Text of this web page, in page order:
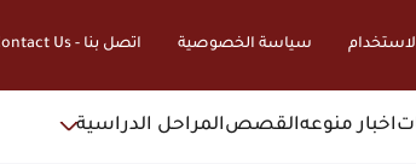
سياسة الخصوصية اتصل بنا - Contact Us
اخبار منوعهالقصصالمراحل الدراسية